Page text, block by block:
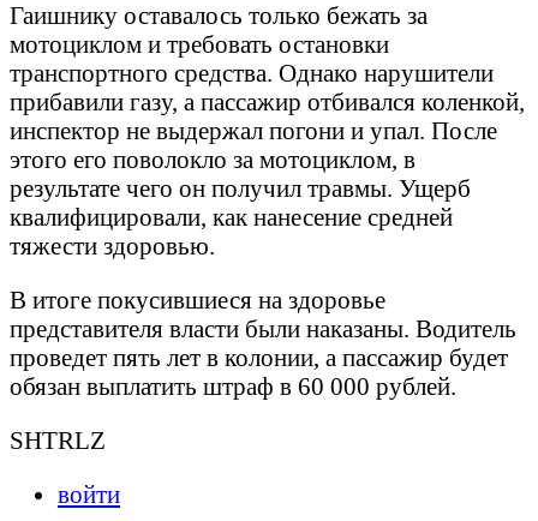
Гаишнику оставалось только бежать за
мотоциклом и требовать остановки
транспортного средства. Однако нарушители
прибавили газу, а пассажир отбивался коленкой,
инспектор не выдержал погони и упал. После
этого его поволокло за мотоциклом, в
результате чего он получил травмы. Ущерб
квалифицировали, как нанесение средней
тяжести здоровью.
В итоге покусившиеся на здоровье
представителя власти были наказаны. Водитель
проведет пять лет в колонии, а пассажир будет
обязан выплатить штраф в 60 000 рублей.
SHTRLZ
войти